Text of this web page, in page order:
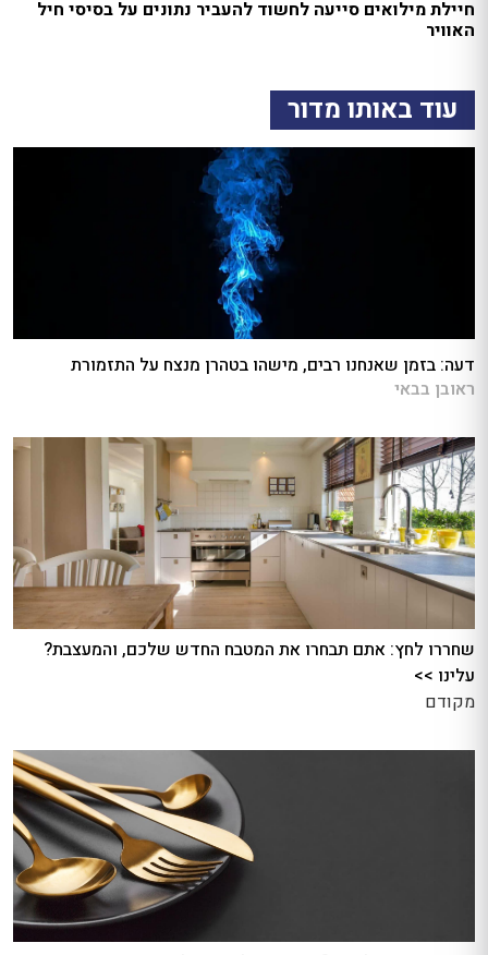
חיילת מילואים סייעה לחשוד להעביר נתונים על בסיסי חיל
האוויר
עוד באותו מדור
דעה: בזמן שאנחנו רבים, מישהו בטהרן מנצח על התזמורת
ראובן בבאי
שחררו לחץ: אתם תבחרו את המטבח החדש שלכם, והמעצבת?
עלינו >>
מקודם